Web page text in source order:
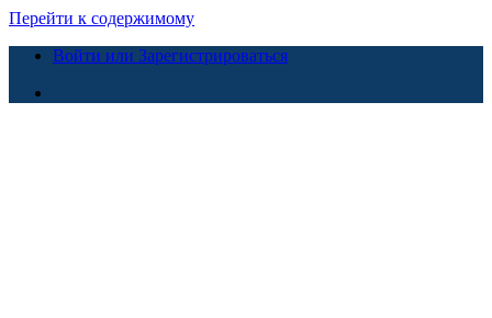
Перейти к содержимому
Войти или Зарегистрироваться